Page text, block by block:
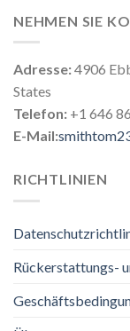
NEHMEN SIE
Adresse:4906
States
Telefon: +1 646
E-Mail:
RICHTLINIEN
Rückerstattungs-